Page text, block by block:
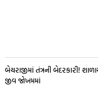
બેચરાજીમાં તંત્રની બેદરકારી!
જીવ જોખમમાં